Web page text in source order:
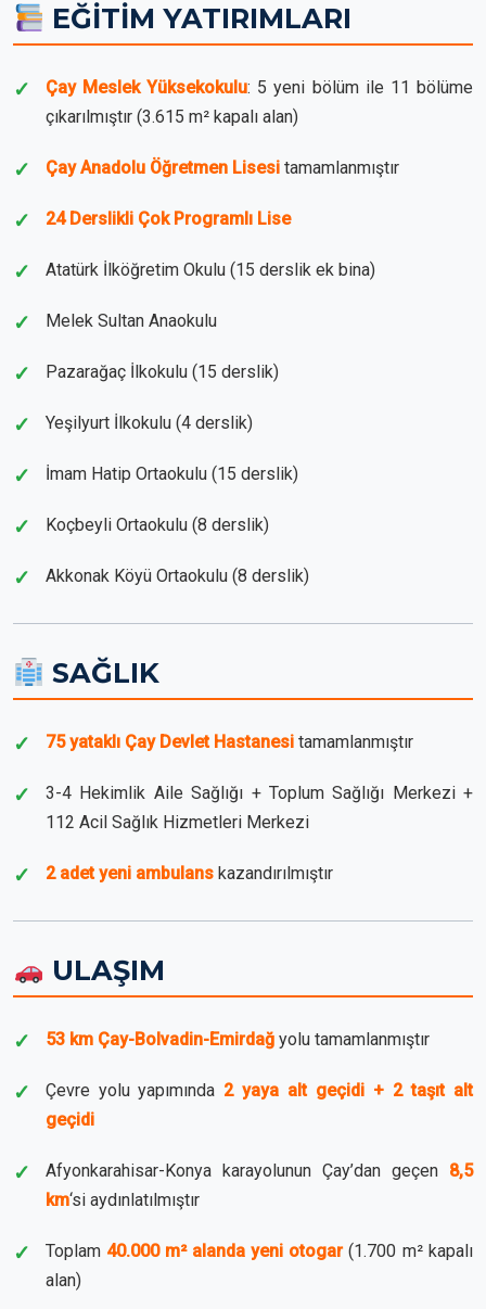
EĞİTİM YATIRIMLARI
Çay Meslek Yüksekokulu: 5 yeni bölüm ile 11 bölüme
çıkarılmıştır (3.615 m² kapalı alan)
Çay Anadolu Öğretmen Lisesi tamamlanmıştır
24 Derslikli Çok Programlı Lise
Atatürk İlköğretim Okulu (15 derslik ek bina)
Melek Sultan Anaokulu
Pazarağaç İlkokulu (15 derslik)
Yeşilyurt İlkokulu (4 derslik)
İmam Hatip Ortaokulu (15 derslik)
Koçbeyli Ortaokulu (8 derslik)
Akkonak Köyü Ortaokulu (8 derslik)
SAĞLIK
75 yataklı Çay Devlet Hastanesi tamamlanmıştır
3-4 Hekimlik Aile Sağlığı + Toplum Sağlığı Merkezi +
112 Acil Sağlık Hizmetleri Merkezi
2 adet yeni ambulans kazandırılmıştır
ULAŞIM
53 km Çay-Bolvadin-Emirdağ yolu tamamlanmıştır
Çevre yolu yapımında 2 yaya alt geçidi + 2 taşıt alt
geçidi
Afyonkarahisar-Konya karayolunun Çay’dan geçen 8,5
km‘si aydınlatılmıştır
Toplam 40.000 m² alanda yeni otogar(1.700 m² kapalı
alan)